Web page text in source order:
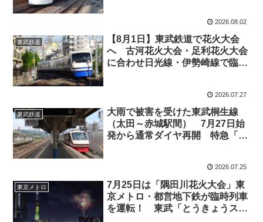
2026.08.02
東武鉄道
【8月1日】東武鉄道で花火大会
へ 古河花火大会・足利花火大会
に合わせ日光線・伊勢崎線で臨時
2026.07.27
東武鉄道
大雨で被害を受けた東武桐生線
（太田～赤城駅間） 7月27日始
発から通常ダイヤ再開 特急「り
2026.07.25
東京メトロ
7月25日は「隅田川花火大会」東
京メトロ・都営地下鉄が臨時列車
を運転！ 東武「とうきょうスカ